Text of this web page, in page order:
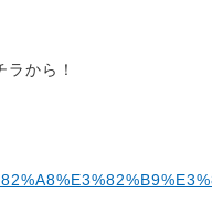
ラから！